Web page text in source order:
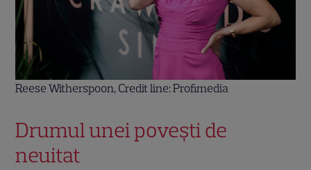
Reese Witherspoon, Credit line: Profimedia
Drumul unei povești de
neuitat